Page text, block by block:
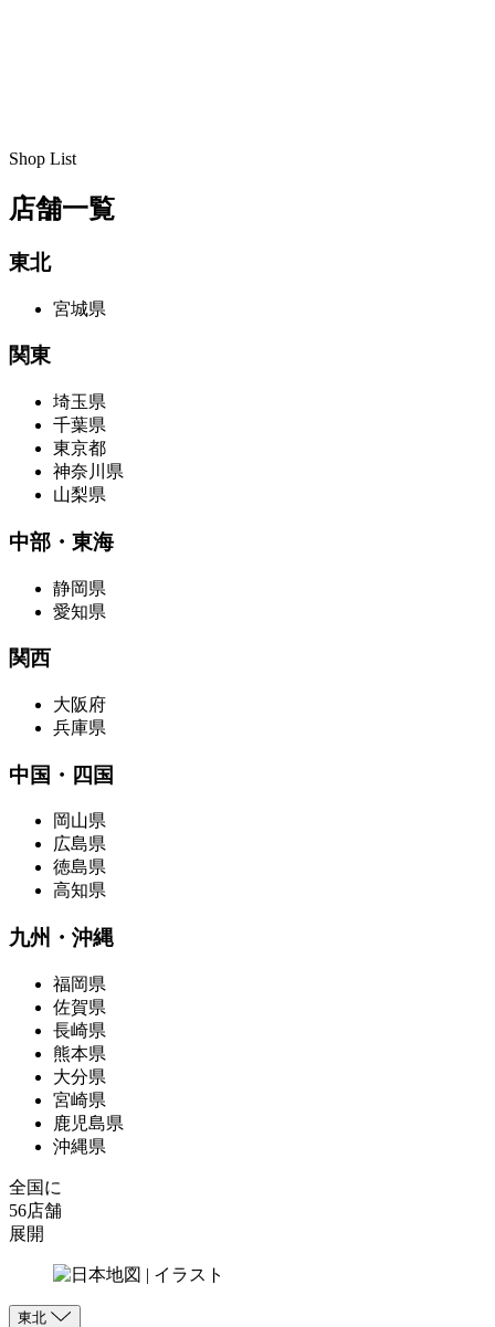
Shop List
店舗一覧
東北
宮城県
関東
埼玉県
千葉県
東京都
神奈川県
山梨県
中部・東海
静岡県
愛知県
関西
大阪府
兵庫県
中国・四国
岡山県
広島県
徳島県
高知県
九州・沖縄
福岡県
佐賀県
長崎県
熊本県
大分県
宮崎県
鹿児島県
沖縄県
全国に
56店舗
展開
東北